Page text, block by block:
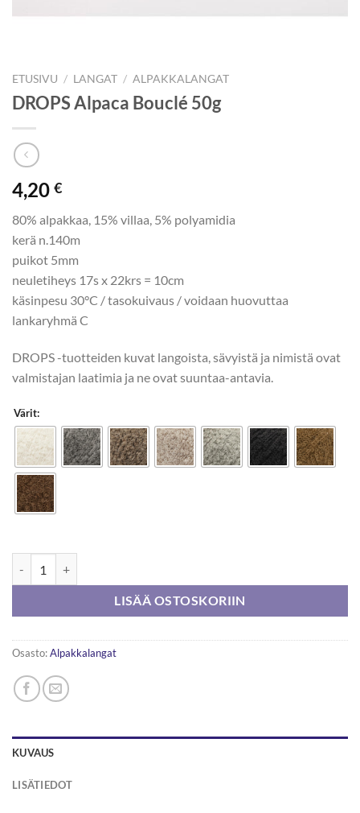
ETUSIVU / LANGAT / ALPAKKALANGAT
DROPS Alpaca Bouclé 50g
4,20 €
80% alpakkaa, 15% villaa, 5% polyamidia
kerä n.140m
puikot 5mm
neuletiheys 17s x 22krs = 10cm
käsinpesu 30°C / tasokuivaus / voidaan huovuttaa
lankaryhmä C
DROPS -tuotteiden kuvat langoista, sävyistä ja nimistä ovat
valmistajan laatimia ja ne ovat suuntaa-antavia.
Värit:
LISÄÄ OSTOSKORIIN
Osasto:Alpakkalangat
KUVAUS
LISÄTIEDOT